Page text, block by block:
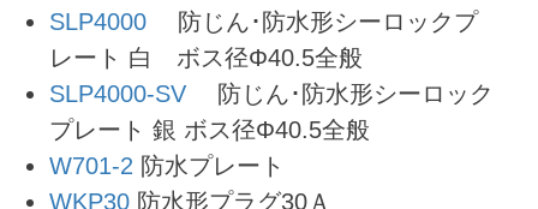
SLP4000防じん･防水形シーロックプ
レート 白 ボス径Φ40.5全般
SLP4000-SV防じん･防水形シーロック
プレート 銀 ボス径Φ40.5全般
W701-2 防水プレート
WKP30防水形プラグ30Ａ